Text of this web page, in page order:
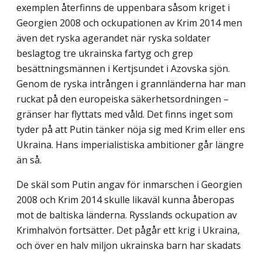
exemplen återfinns de uppenbara såsom kriget i
Georgien 2008 och ockupationen av Krim 2014 men
även det ryska agerandet när ryska soldater
beslagtog tre ukrainska fartyg och grep
besättningsmännen i Kertjsundet i Azovska sjön.
Genom de ryska intrången i grannländerna har man
ruckat på den europeiska säkerhetsordningen –
gränser har flyttats med våld. Det finns inget som
tyder på att Putin tänker nöja sig med Krim eller ens
Ukraina. Hans imperialistiska ambitioner går längre
än så.
De skäl som Putin angav för inmarschen i Georgien
2008 och Krim 2014 skulle likaväl kunna åberopas
mot de baltiska länderna. Rysslands ockupation av
Krimhalvön fortsätter. Det pågår ett krig i Ukraina,
och över en halv miljon ukrainska barn har skadats